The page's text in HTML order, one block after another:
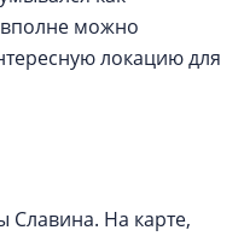
вполне можно
локацию для
Славина. На карте,